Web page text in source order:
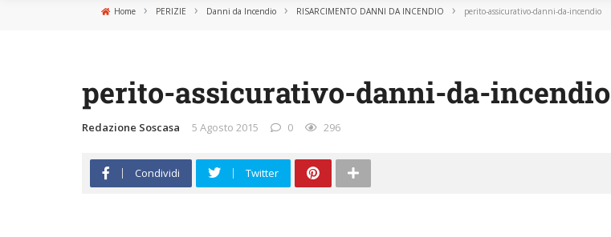
Home › PERIZIE › Danni da Incendio › RISARCIMENTO DANNI DA INCENDIO › perito-assicurativo-danni-da-incendio
perito-assicurativo-danni-da-incendio
Redazione Soscasa 5 Agosto 2015 0 296
Condividi Twitter